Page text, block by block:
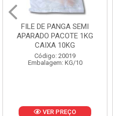
FILE DE PANGA SEMI
APARADO PACOTE 1KG
CAIXA 10KG
Código: 20019
Embalagem: KG/10
VER PREÇO